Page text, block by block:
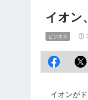
イオン
ビジネス
イオンが